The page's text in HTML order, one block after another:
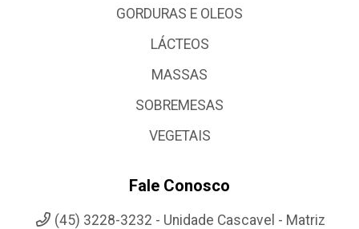
GORDURAS E OLEOS
LÁCTEOS
MASSAS
SOBREMESAS
VEGETAIS
Fale Conosco
(45) 3228-3232 - Unidade Cascavel - Matriz